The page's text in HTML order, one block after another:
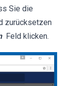
Sie die
zurücksetzen
Feld klicken.